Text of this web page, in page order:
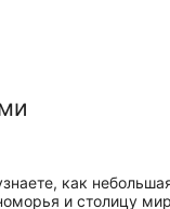
как
и столицу